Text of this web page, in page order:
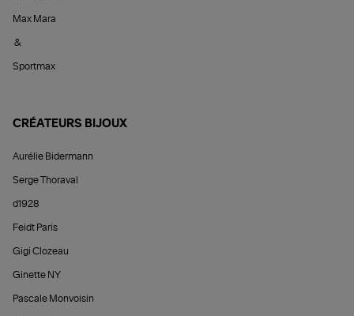
Max Mara
&
Sportmax
CRÉATEURS BIJOUX
Aurélie Bidermann
Serge Thoraval
d1928
Feidt Paris
Gigi Clozeau
Ginette NY
Pascale Monvoisin